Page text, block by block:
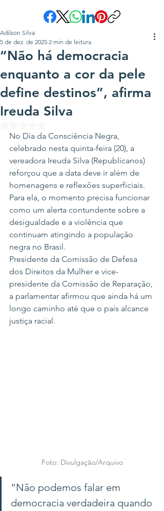
“Não há democracia
enquanto a cor da pele
define destinos”, afirma
Ireuda Silva
Adilson Silva
5 de dez. de 2025 2 min de leitura
No Dia da Consciência Negra,
celebrado nesta quinta-feira (20), a
vereadora Ireuda Silva (Republicanos)
reforçou que a data deve ir além de
homenagens e reflexões superficiais.
Para ela, o momento precisa funcionar
como um alerta contundente sobre a
desigualdade e a violência que
continuam atingindo a população
negra no Brasil.
Presidente da Comissão de Defesa
dos Direitos da Mulher e vice-
presidente da Comissão de Reparação,
a parlamentar afirmou que ainda há um
longo caminho até que o país alcance
justiça racial.
Foto: Divulgação/Arquivo
“Não podemos falar em
democracia verdadeira quando